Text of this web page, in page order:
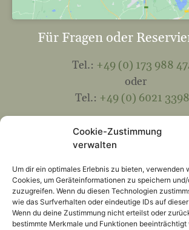
Cookie-Zustimmung
verwalten
Um dir ein optimales Erlebnis zu bieten, verwenden
Cookies, um Geräteinformationen zu speichern
zuzugreifen. Wenn du diesen Technologien
wie das Surfverhalten oder eindeutige IDs auf
Wenn du deine Zustimmung nicht erteilst oder
bestimmte Merkmale und Funktionen beeinträchtigt
Für Fragen oder
Tel.: +49 (0) 173 988
oder
Tel.: +49 (0) 6021
Kontakt
Folgen Sie uns: